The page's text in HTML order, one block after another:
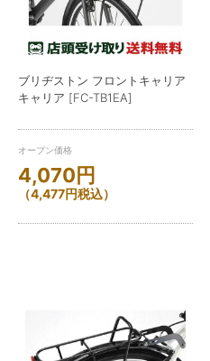
ブリヂストン フロントキャリア
キャリア [FC-TB1EA]
オープン価格
4,070円
（4,477円税込）